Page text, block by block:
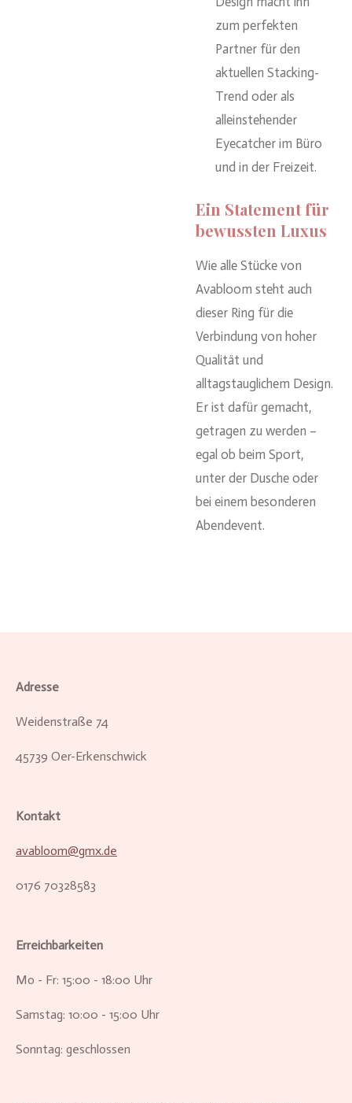
zum perfekten
Partner für den
aktuellen Stacking-
Trend oder als
alleinstehender
Eyecatcher im Büro
und in der Freizeit.
Ein Statement für
bewussten Luxus
Wie alle Stücke von
Avabloom steht auch
dieser Ring für die
Verbindung von hoher
Qualität und
alltagstauglichem Design.
Er ist dafür gemacht,
getragen zu werden –
egal ob beim Sport,
unter der Dusche oder
bei einem besonderen
Abendevent.
Adresse
Weidenstraße 74
45739 Oer-Erkenschwick
Kontakt
avabloom@gmx.de
0176 70328583
Erreichbarkeiten
Mo - Fr: 15:00 - 18:00 Uhr
Samstag: 10:00 - 15:00 Uhr
Sonntag: geschlossen